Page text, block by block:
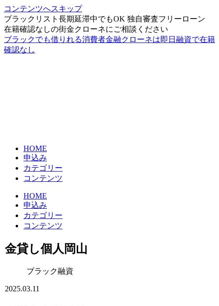
コンテンツへスキップ
ブラックリスト長期延滞中でもOK 独自審査フリーローン
在籍確認なしの街金クローネにご相談ください
ブラックでも借りれる消費者金融クローネは即日融資で在籍
確認なし
HOME
申込み
カテゴリー
コンテンツ
HOME
申込み
カテゴリー
コンテンツ
金貸し個人岡山
ブラック融資
2025.03.11